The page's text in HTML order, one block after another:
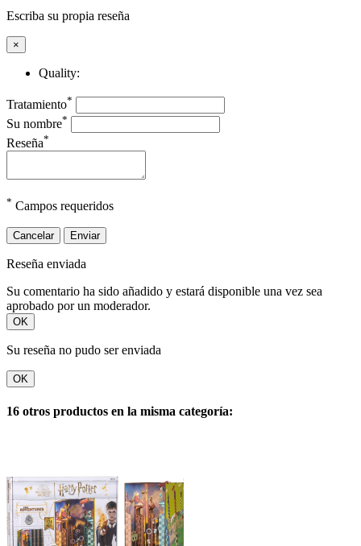
Escriba su propia reseña
×
Quality:
Tratamiento*
Su nombre*
Reseña*
* Campos requeridos
Cancelar Enviar
Reseña enviada
Su comentario ha sido añadido y estará disponible una vez sea
aprobado por un moderador.
OK
Su reseña no pudo ser enviada
OK
16 otros productos en la misma categoría: